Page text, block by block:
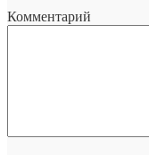
Комментарий